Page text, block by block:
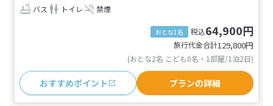
バス
トイレ 禁煙
おとな1名 税込64,900円
旅行代金合計129,800円
(おとな2名 こども0名・1部屋/1泊2日)
おすすめポイント プランの詳細